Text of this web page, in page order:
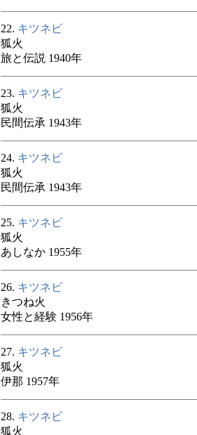
22. キツネビ
狐火
旅と伝説 1940年
23. キツネビ
狐火
民間伝承 1943年
24. キツネビ
狐火
民間伝承 1943年
25. キツネビ
狐火
あしなか 1955年
26. キツネビ
きつね火
女性と経験 1956年
27. キツネビ
狐火
伊那 1957年
28. キツネビ
狐火